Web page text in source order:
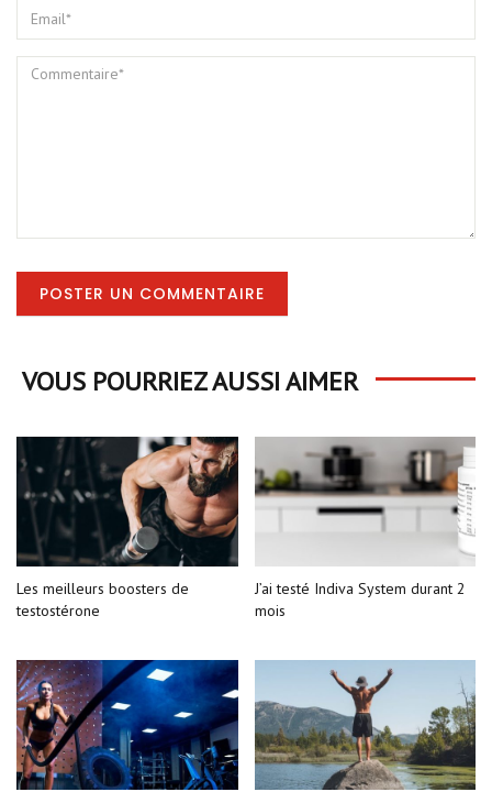
VOUS POURRIEZ AUSSI AIMER
Les meilleurs boosters de
testostérone
J’ai testé Indiva System durant 2
mois